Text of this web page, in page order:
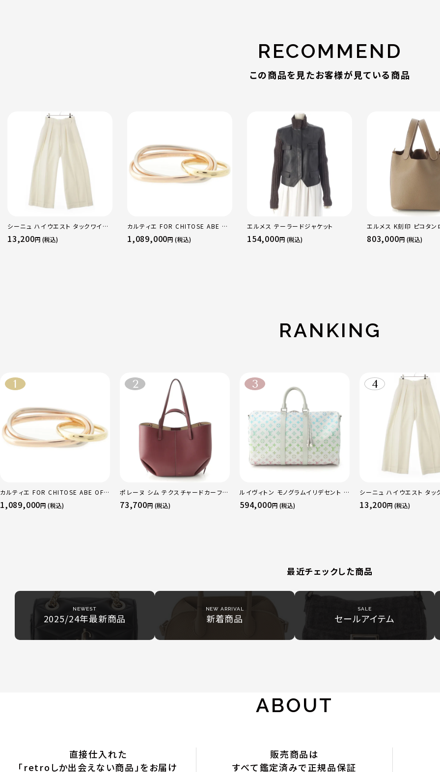
RECOMMEND
この商品を見たお客様が見ている商品
シーニュ ハイウエスト タックワイド
パンツ ボトムス オフホワイト 0
13,200円 (税込)
カルティエ FOR CHITOSE ABE OF
sacai サカイ 750 YG×PG×WG
トリニティ リング 指輪 マルチカラー
1,089,000円 (税込)
エルメス テーラードジャケット
154,000円 (税込)
エルメス K刻印 ピコタン
18PM トリヨン ハンドバ
ド金具 エトゥープ
803,000円 (税込)
RANKING
カルティエ FOR CHITOSE ABE OF
sacai サカイ 750 YG×PG×WG ト
リニティ リング 指輪 マルチカラー 50
1,089,000円 (税込)
ポレーヌ シム テクスチャードカーフレ
ザー トートバッグ ダークチェリー レギ
ュラー
73,700円 (税込)
ルイヴィトン モノグラムイリデセント キ
ーポルバンドリエール45 ボストンバッ
グ M13915 マルチカラー
594,000円 (税込)
シーニュ ハイウエスト タッ
ンツ ボトムス オフホワイト 0
13,200円 (税込)
最近チェックした商品
NEWEST
2025/24年最新商品
NEW ARRIVAL
新着商品
SALE
セールアイテム
ABOUT
直接仕入れた
「retroしか出会えない商品」をお届け
販売商品は
すべて鑑定済みで正規品保証